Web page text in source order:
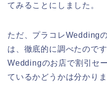
てみることにしました。
ただ、プラコレWedding
は、徹底的に調べたので
Weddingのお店で割引セ
ているかどうかは分かり